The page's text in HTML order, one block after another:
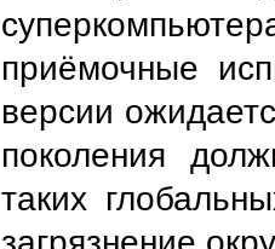
приёмочные
версии
поколения
таких